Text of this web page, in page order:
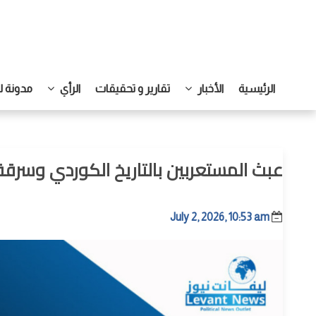
الرئيسية الأخبار تقارير و تحقيقات الرأي مدونة
عبث المستعربين بالتاريخ الكوردي
July 2, 2026, 10:53 am